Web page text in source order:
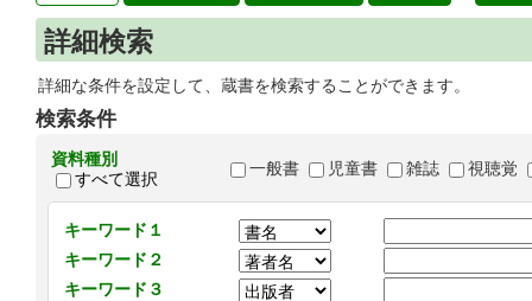
詳細検索
詳細な条件を設定して、蔵書を検索することができます。
検索条件
資料種別
すべて選択
一般書 児童書 雑誌 視聴覚
キーワード１
キーワード２
キーワード３